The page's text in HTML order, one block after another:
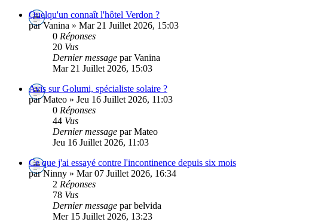
Quelqu'un connaît l'hôtel Verdon ?
par Vanina » Mar 21 Juillet 2026, 15:03
0 Réponses
20 Vus
Dernier message par Vanina
Mar 21 Juillet 2026, 15:03
Avis sur Golumi, spécialiste solaire ?
par Mateo » Jeu 16 Juillet 2026, 11:03
0 Réponses
44 Vus
Dernier message par Mateo
Jeu 16 Juillet 2026, 11:03
Ce que j'ai essayé contre l'incontinence depuis six mois
par Ninny » Mar 07 Juillet 2026, 16:34
2 Réponses
78 Vus
Dernier message par belvida
Mer 15 Juillet 2026, 13:23